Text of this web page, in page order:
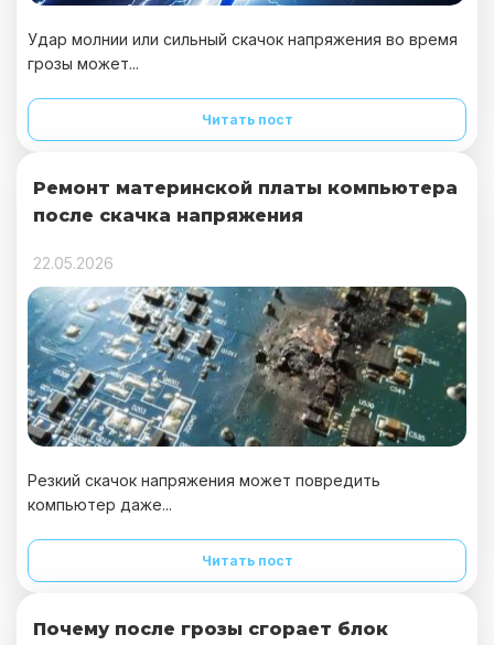
Удар молнии или сильный скачок напряжения во время
грозы может...
Читать пост
Ремонт материнской платы компьютера
после скачка напряжения
22.05.2026
Резкий скачок напряжения может повредить
компьютер даже...
Читать пост
Почему после грозы сгорает блок